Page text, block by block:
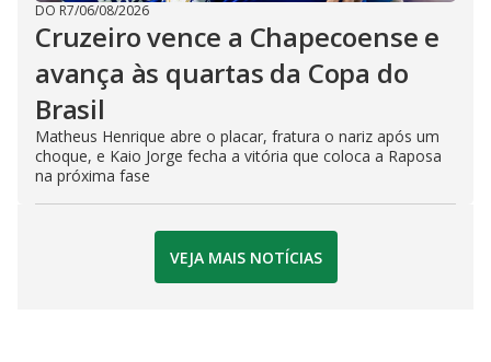
DO R7/06/08/2026
Cruzeiro vence a Chapecoense e
avança às quartas da Copa do
Brasil
Matheus Henrique abre o placar, fratura o nariz após um
choque, e Kaio Jorge fecha a vitória que coloca a Raposa
na próxima fase
VEJA MAIS NOTÍCIAS